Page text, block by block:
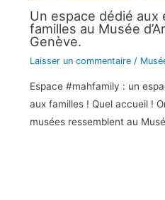
Un espace dédié aux
familles au Musée
Genève.
Laisser un commentaire /
Espace #mahfamily : un
aux familles ! Quel accueil !
musées ressemblent au